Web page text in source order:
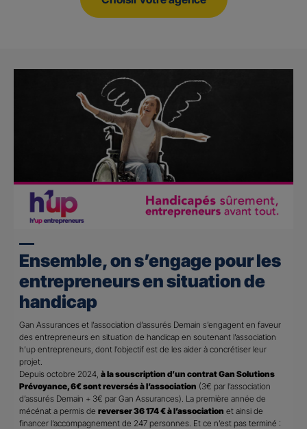
Ensemble, on s’engage pour les
entrepreneurs en situation de
handicap
Gan Assurances et l’association d’assurés Demain s’engagent en faveur
des entrepreneurs en situation de handicap en soutenant l’association
h’up entrepreneurs, dont l’objectif est de les aider à concrétiser leur
projet.
Depuis octobre 2024, à la souscription d’un contrat Gan Solutions
Prévoyance, 6€ sont reversés à l’association (3€ par l’association
d’assurés Demain + 3€ par Gan Assurances). La première année de
mécénat a permis de reverser 36 174 € à l’association et ainsi de
financer l’accompagnement de 247 personnes. Et ce n’est pas terminé :